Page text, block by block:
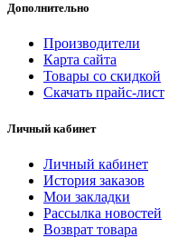
Дополнительно
Производители
Карта сайта
Товары со скидкой
Скачать прайс-лист
Личный кабинет
Личный кабинет
История заказов
Мои закладки
Рассылка новостей
Возврат товара